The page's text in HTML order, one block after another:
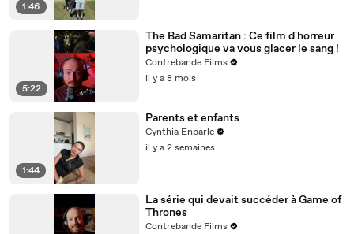
1:46
5:22
The Bad Samaritan : Ce film d'horreur
psychologique va vous glacer le sang !
Contrebande Films
il y a 8 mois
1:44
Parents et enfants
Cynthia Enparle
il y a 2 semaines
La série qui devait succéder à Game of
Thrones
Contrebande Films